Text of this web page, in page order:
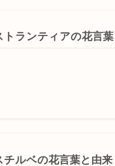
トランティアの花言
チルベの花言葉と由来